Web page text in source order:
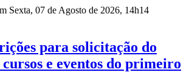
Sexta, 07 de Agosto de 2026, 14h14
para solicitação do
e eventos do primeiro